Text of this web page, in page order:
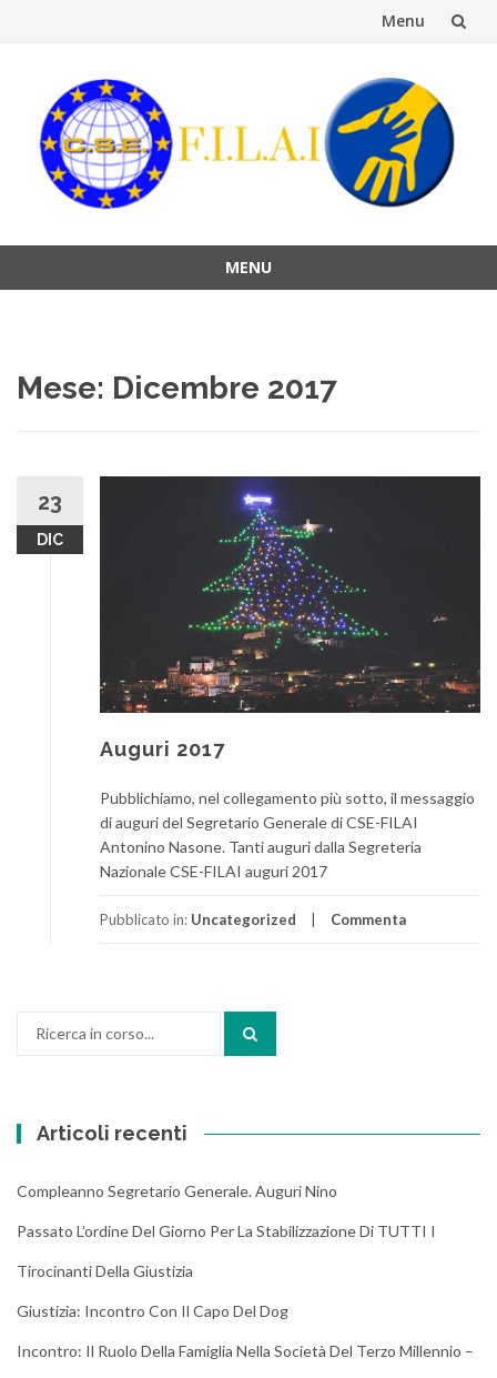
Menu
contenuto
MENU
Mese: Dicembre 2017
23
DIC
Auguri 2017
Pubblichiamo, nel collegamento più sotto, il messaggio
di auguri del Segretario Generale di CSE-FILAI
Antonino Nasone. Tanti auguri dalla Segreteria
Nazionale CSE-FILAI auguri 2017
Pubblicato in: Uncategorized Commenta
Articoli recenti
Compleanno Segretario Generale. Auguri Nino
Passato L’ordine Del Giorno Per La Stabilizzazione Di TUTTI I
Tirocinanti Della Giustizia
Giustizia: Incontro Con Il Capo Del Dog
Incontro: Il Ruolo Della Famiglia Nella Società Del Terzo Millennio –